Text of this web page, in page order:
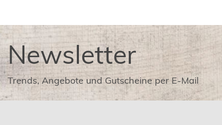
Newsletter
Trends, Angebote und Gutscheine per E-Mail